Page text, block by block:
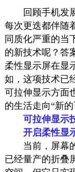
回顾手机发
每次更迭都伴随
同质化严重的当
的新技术呢？答
柔性显示屏在显
如，这项技术已
可拉伸显示方面
的生活走向“新的
可拉伸显示
开启柔性显
当前，屏幕
已经量产的折叠